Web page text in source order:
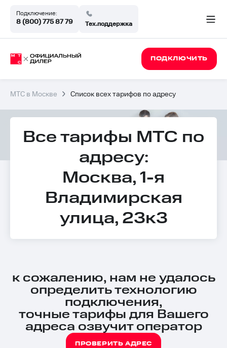
Подключение:
8 (800) 775 87 79 Тех.поддержка
ПОДКЛЮЧИТЬ
МТС в Москве Список всех тарифов по адресу
Все тарифы МТС по
адресу:
Москва, 1-я
Владимирская
улица, 23к3
к сожалению, нам не удалось
определить технологию
подключения,
точные тарифы для Вашего
адреса озвучит оператор
ПРОВЕРИТЬ АДРЕС